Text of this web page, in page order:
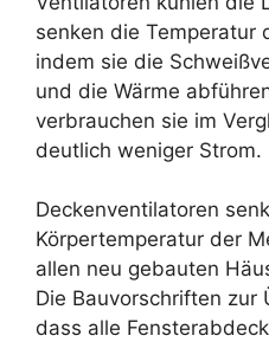
senken die Temperatur
indem sie die
und die Wärme
verbrauchen sie im
deutlich weniger Strom.
Deckenventilatoren
Körpertemperatur der
allen neu gebauten
Die Bauvorschriften zur
dass alle